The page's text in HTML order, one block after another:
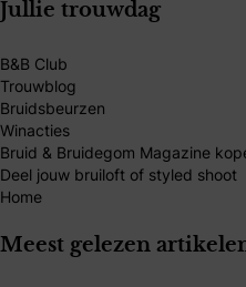
Jullie trouwdag
B&B Club
Trouwblog
Bruidsbeurzen
Winacties
Bruid & Bruidegom Magazine
Deel jouw bruiloft of styled shoot
Home
Meest gelezen